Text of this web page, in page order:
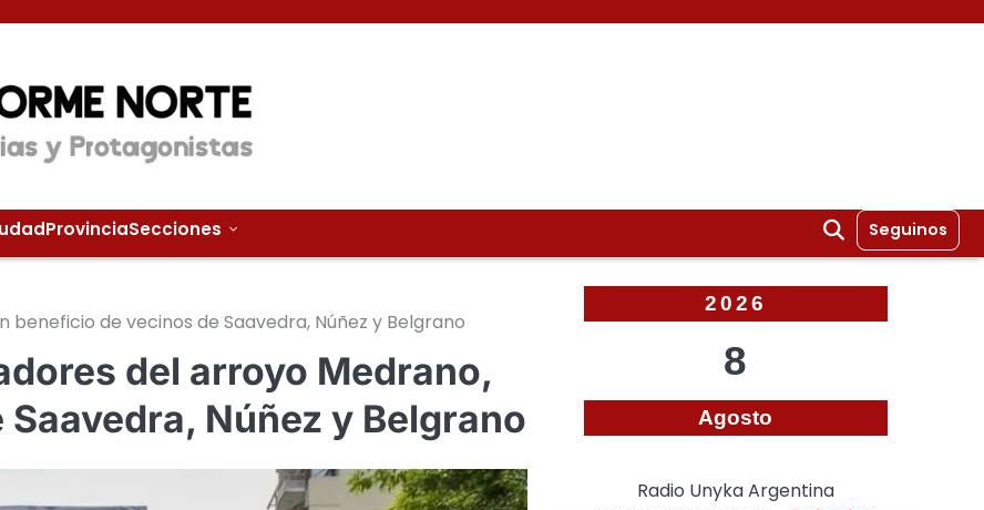
ProvinciaSecciones Seguinos
de vecinos de Saavedra, Núñez y Belgrano
del arroyo Medrano,
Núñez y Belgrano
2026
8
Agosto
Radio Unyka Argentina